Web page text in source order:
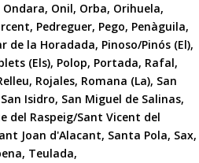
Ondara, Onil, Orba, Orihuela,
, Pedreguer, Pego, Penàguila,
de la Horadada, Pinoso/Pinós (El),
(Els), Polop, Portada, Rafal,
, Rojales, Romana (La), San
San Isidro, San Miguel de Salinas,
del Raspeig/Sant Vicent del
Joan d'Alacant, Santa Pola, Sax,
, Teulada,